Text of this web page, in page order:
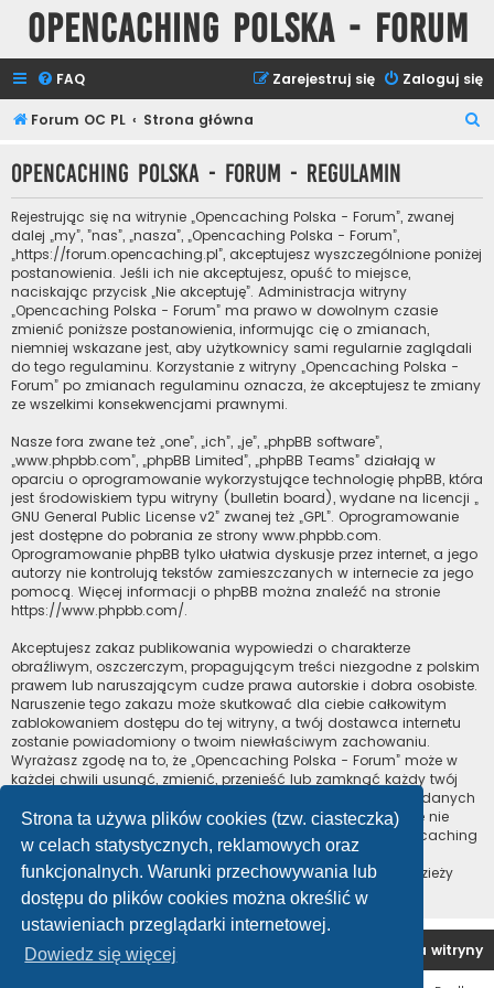
Strona ta używa plików cookies (tzw. ciasteczka)
w celach statystycznych, reklamowych oraz
funkcjonalnych. Warunki przechowywania lub
dostępu do plików cookies można określić w
ustawieniach przeglądarki internetowej.
Dowiedz się więcej
Opencaching Polska - Forum
FAQ Zaloguj się
Zarejestruj się
Forum OC PL Strona główna
k
Opencaching Polska - Forum - Regulamin
Rejestrując się na witrynie „Opencaching Polska - Forum”, zwanej
dalej „my”, ”nas”, „nasza”, „Opencaching Polska - Forum”,
„https://forum.opencaching.pl”, akceptujesz wyszczególnione poniżej
postanowienia. Jeśli ich nie akceptujesz, opuść to miejsce,
naciskając przycisk „Nie akceptuję”. Administracja witryny
„Opencaching Polska - Forum” ma prawo w dowolnym czasie
zmienić poniższe postanowienia, informując cię o zmianach,
niemniej wskazane jest, aby użytkownicy sami regularnie zaglądali
do tego regulaminu. Korzystanie z witryny „Opencaching Polska -
Forum” po zmianach regulaminu oznacza, że akceptujesz te zmiany
ze wszelkimi konsekwencjami prawnymi.
Nasze fora zwane też „one”, „ich”, „je”, „phpBB software”,
„www.phpbb.com”, „phpBB Limited”, „phpBB Teams” działają w
oparciu o oprogramowanie wykorzystujące technologię phpBB, która
jest środowiskiem typu witryny (bulletin board), wydane na licencji „
GNU General Public License v2” zwanej też „GPL”. Oprogramowanie
jest dostępne do pobrania ze strony www.phpbb.com.
Oprogramowanie phpBB tylko ułatwia dyskusje przez internet, a jego
autorzy nie kontrolują tekstów zamieszczanych w internecie za jego
pomocą. Więcej informacji o phpBB można znaleźć na stronie
https://www.phpbb.com/.
Akceptujesz zakaz publikowania wypowiedzi o charakterze
obraźliwym, oszczerczym, propagującym treści niezgodne z polskim
prawem lub naruszającym cudze prawa autorskie i dobra osobiste.
Naruszenie tego zakazu może skutkować dla ciebie całkowitym
zablokowaniem dostępu do tej witryny, a twój dostawca internetu
zostanie powiadomiony o twoim niewłaściwym zachowaniu.
Wyrażasz zgodę na to, że „Opencaching Polska - Forum” może w
każdej chwili usunąć, zmienić, przenieść lub zamknąć każdy twój
temat, post. Wyrażasz zgodę na zapisywanie wszystkich podanych
przez ciebie informacji w naszej bazie danych. Informacje te nie
będą przekazywane nikomu bez twojej zgody, ale ani „Opencaching
Polska - Forum”, ani phpBB nie ponosi odpowiedzialności za
włamania do witryny, podczas których może dojść do kradzieży
danych.
Forum OC PL Strona główna Usuń ciasteczka witryny